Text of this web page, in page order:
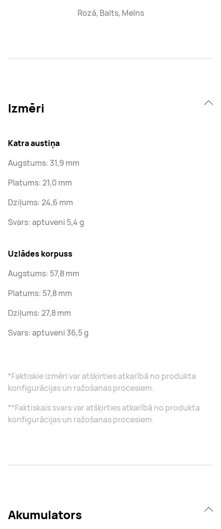
Rozā, Balts, Melns
Izmēri
Katra austiņa
Augstums: 31,9 mm
Platums: 21,0 mm
Dziļums: 24,6 mm
Svars: aptuveni 5,4 g
Uzlādes korpuss
Augstums: 57,8 mm
Platums: 57,8 mm
Dziļums: 27,8 mm
Svars: aptuveni 36,5 g
*Faktiskie izmēri var atšķirties atkarībā no produkta
konfigurācijas un ražošanas procesiem.
**Faktiskais svars var atšķirties atkarībā no produkta
konfigurācijas un ražošanas procesiem.
Akumulators